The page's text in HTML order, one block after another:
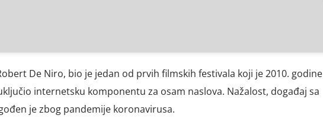
De Niro, bio je jedan od prvih filmskih festivala koji je 2010. godine
internetsku komponentu za osam naslova. Nažalost, događaj sa
je zbog pandemije koronavirusa.